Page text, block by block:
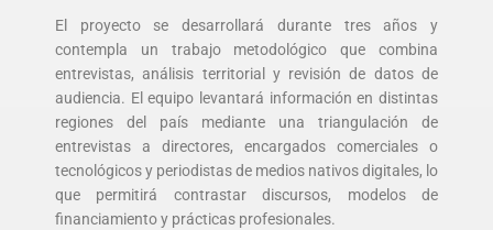
El proyecto se desarrollará durante tres años y
contempla un trabajo metodológico que combina
entrevistas, análisis territorial y revisión de datos de
audiencia. El equipo levantará información en distintas
regiones del país mediante una triangulación de
entrevistas a directores, encargados comerciales o
tecnológicos y periodistas de medios nativos digitales, lo
que permitirá contrastar discursos, modelos de
financiamiento y prácticas profesionales.